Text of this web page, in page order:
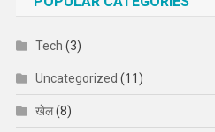
Tech (3)
Uncategorized (11)
खेल(8)